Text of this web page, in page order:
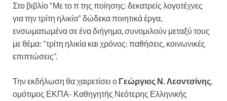
Στο βιβλίο “Με το π της ποίησης: δεκατρείς λογοτέχνες
για την τρίτη ηλικία” δώδεκα ποιητικά έργα,
ενσωματωμένα σε ένα διήγημα, συνομιλούν μεταξύ τους
με θέμα: “τρίτη ηλικία και χρόνος: παθήσεις, κοινωνικές
επιπτώσεις”.
Την εκδήλωση θα χαιρετίσει ο Γεώργιος Ν. Λεοντσίνης,
ομότιμος ΕΚΠΑ- Καθηγητής Νεότερης Ελληνικής